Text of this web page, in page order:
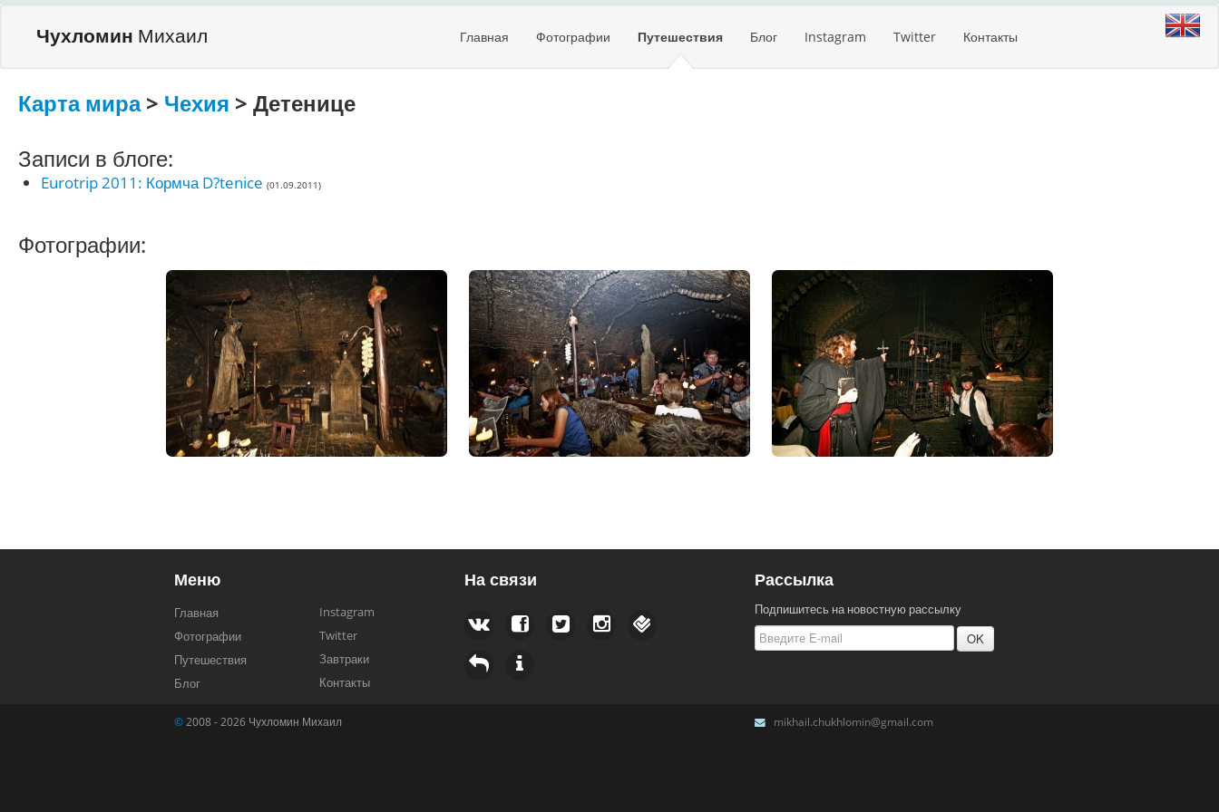
Чухломин Михаил Главная Фотографии Путешествия Блог Instagram Twitter Контакты
Карта мира> Чехия > Детенице
Записи в блоге:
Eurotrip 2011: Кормча D?tenice (01.09.2011)
Фотографии:
Меню
Главная
Фотографии
Путешествия
Блог
Instagram
Twitter
Завтраки
Контакты
На связи Рассылка
Подпишитесь на новостную рассылку
© 2008 - 2026 Чухломин Михаил mikhail.chukhlomin@gmail.com